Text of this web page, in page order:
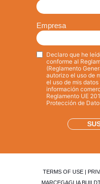
Empresa
Privacy*
Declaro que he
conforme al
(Reglamento
autorizo el uso de mis
el uso de mis
información
Reglamento UE
Protección de
TERMS OF USE|
MARCEGAGLIA